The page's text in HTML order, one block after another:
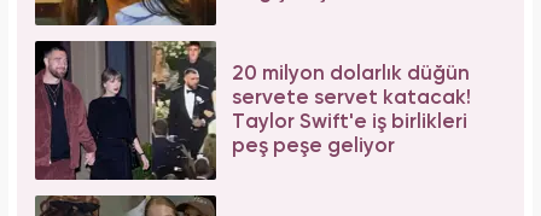
20 milyon dolarlık düğün
servete servet katacak!
Taylor Swift'e iş birlikleri
peş peşe geliyor